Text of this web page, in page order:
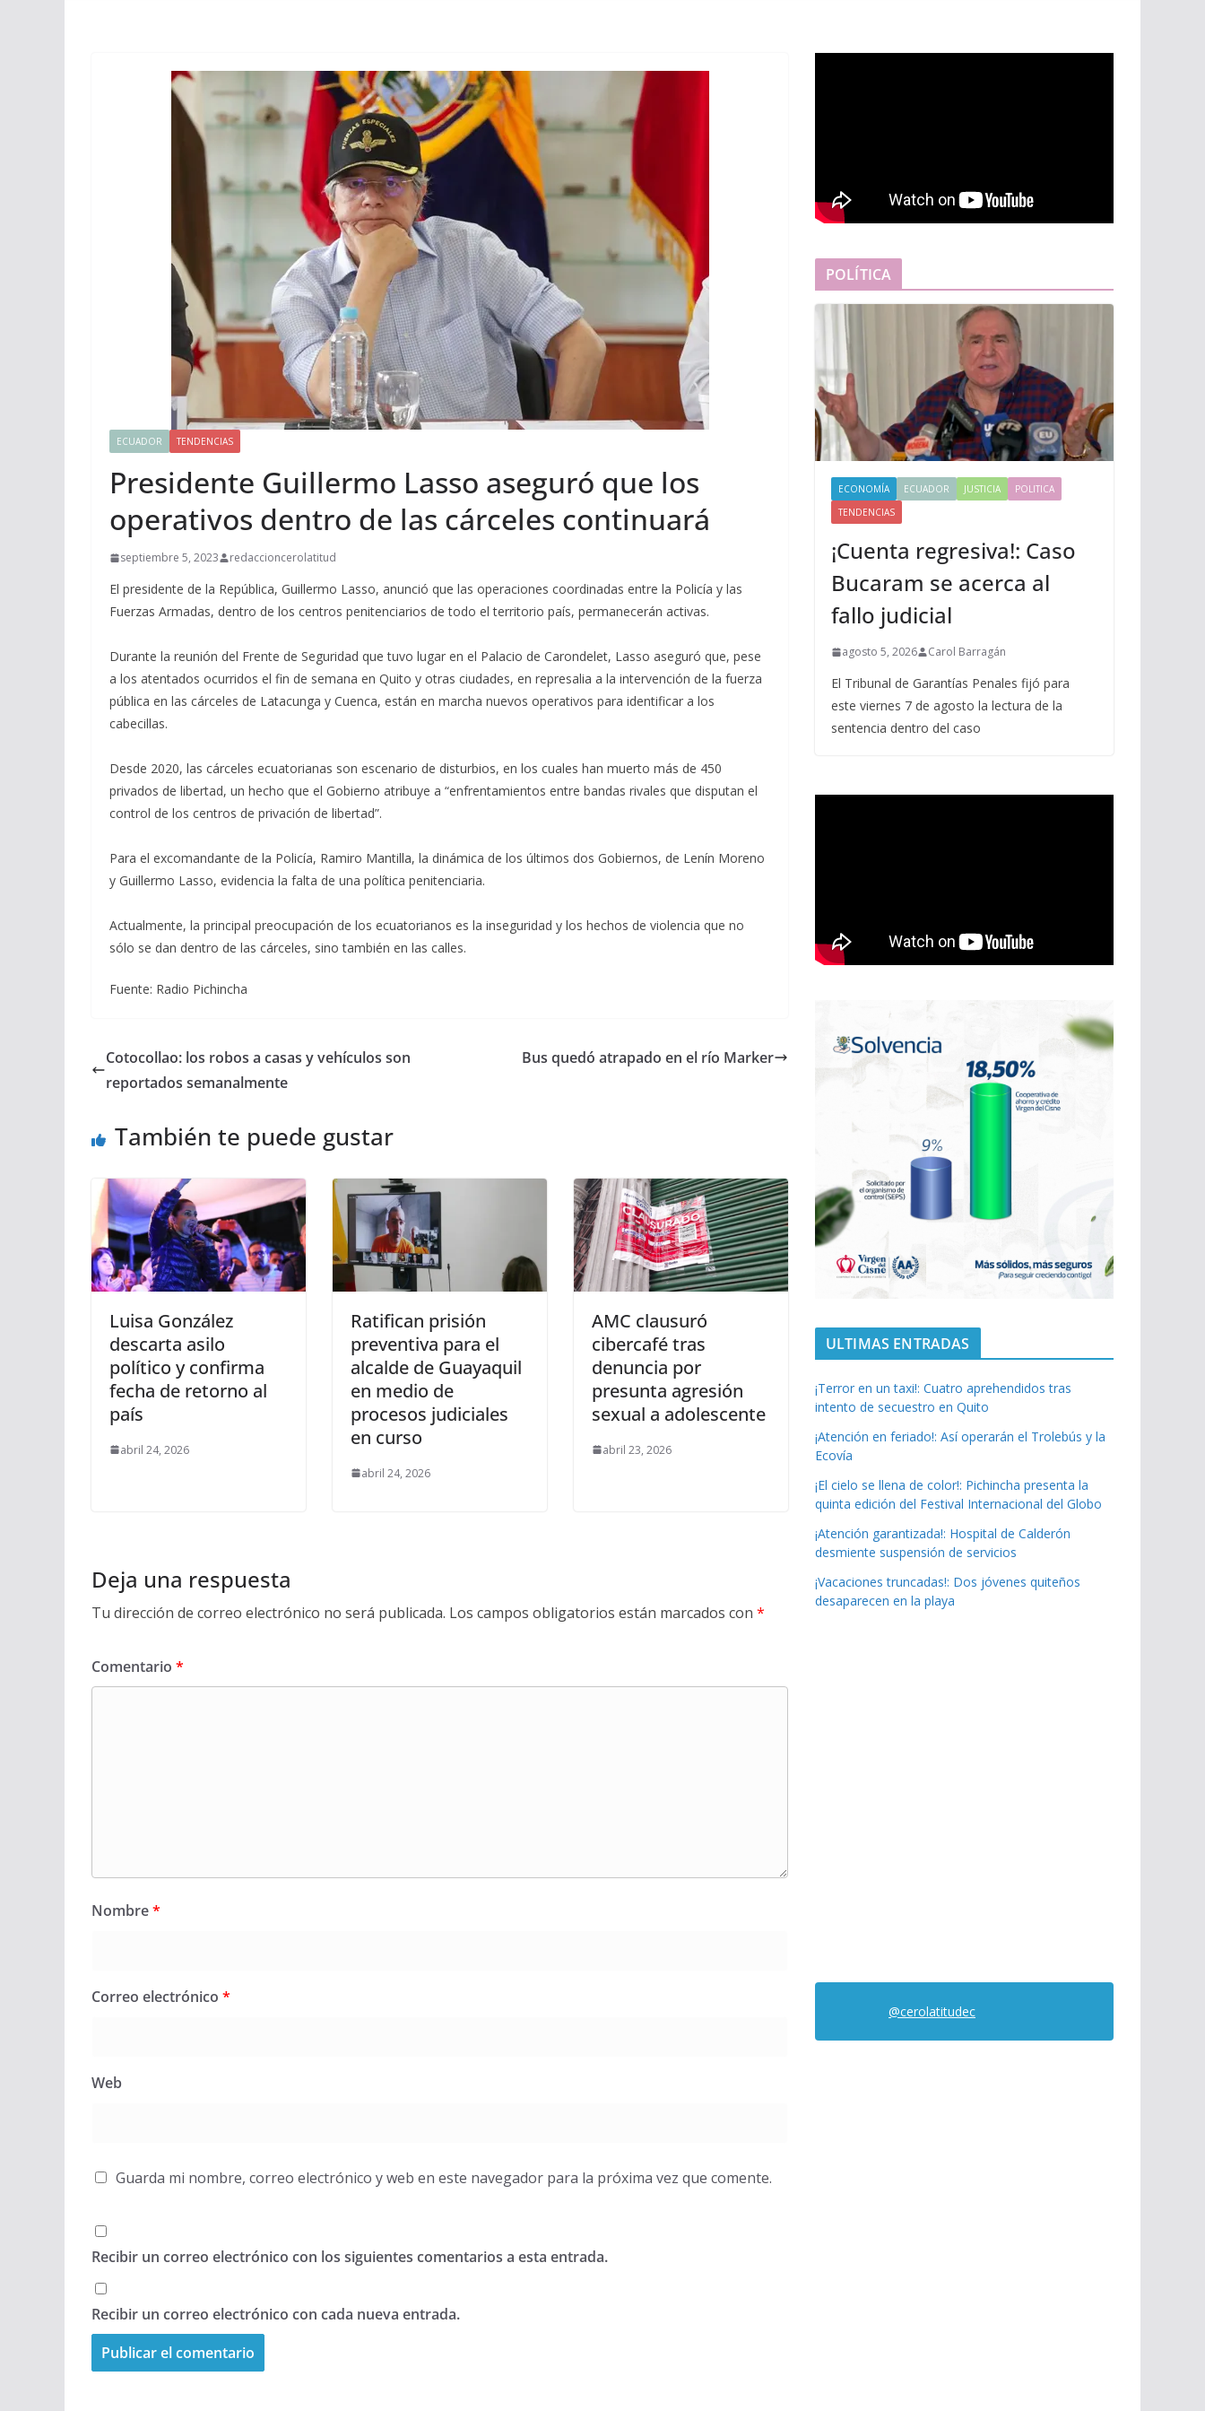
ECUADOR TENDENCIAS
Presidente Guillermo Lasso aseguró que los
operativos dentro de las cárceles continuará
septiembre 5, 2023 redaccioncerolatitud
El presidente de la República, Guillermo Lasso, anunció que las operaciones coordinadas entre la Policía y las
Fuerzas Armadas, dentro de los centros penitenciarios de todo el territorio país, permanecerán activas.
Durante la reunión del Frente de Seguridad que tuvo lugar en el Palacio de Carondelet, Lasso aseguró que, pese
a los atentados ocurridos el fin de semana en Quito y otras ciudades, en represalia a la intervención de la fuerza
pública en las cárceles de Latacunga y Cuenca, están en marcha nuevos operativos para identificar a los
cabecillas.
Desde 2020, las cárceles ecuatorianas son escenario de disturbios, en los cuales han muerto más de 450
privados de libertad, un hecho que el Gobierno atribuye a “enfrentamientos entre bandas rivales que disputan el
control de los centros de privación de libertad”.
Para el excomandante de la Policía, Ramiro Mantilla, la dinámica de los últimos dos Gobiernos, de Lenín Moreno
y Guillermo Lasso, evidencia la falta de una política penitenciaria.
Actualmente, la principal preocupación de los ecuatorianos es la inseguridad y los hechos de violencia que no
sólo se dan dentro de las cárceles, sino también en las calles.
Fuente: Radio Pichincha
Cotocollao: los robos a casas y vehículos son
reportados semanalmente
Bus quedó atrapado en el río Marker
También te puede gustar
Luisa González
descarta asilo
político y confirma
fecha de retorno al
país
abril 24, 2026
Ratifican prisión
preventiva para el
alcalde de Guayaquil
en medio de
procesos judiciales
en curso
abril 24, 2026
AMC clausuró
cibercafé tras
denuncia por
presunta agresión
sexual a adolescente
abril 23, 2026
Deja una respuesta
Tu dirección de correo electrónico no será publicada. Los campos obligatorios están marcados con *
Comentario *
Nombre*
Correo electrónico *
Web
Guarda mi nombre, correo electrónico y web en este navegador para la próxima vez que comente.
Recibir un correo electrónico con los siguientes comentarios a esta entrada.
Recibir un correo electrónico con cada nueva entrada.
POLÍTICA
ECONOMÍA ECUADOR JUSTICIA
POLITICA
TENDENCIAS
¡Cuenta regresiva!: Caso
Bucaram se acerca al
fallo judicial
agosto 5, 2026 Carol Barragán
El Tribunal de Garantías Penales fijó para
este viernes 7 de agosto la lectura de la
sentencia dentro del caso
ULTIMAS ENTRADAS
¡Terror en un taxi!: Cuatro aprehendidos tras
intento de secuestro en Quito
¡Atención en feriado!: Así operarán el Trolebús y la
Ecovía
¡El cielo se llena de color!: Pichincha presenta la
quinta edición del Festival Internacional del Globo
¡Atención garantizada!: Hospital de Calderón
desmiente suspensión de servicios
¡Vacaciones truncadas!: Dos jóvenes quiteños
desaparecen en la playa
@cerolatitudec